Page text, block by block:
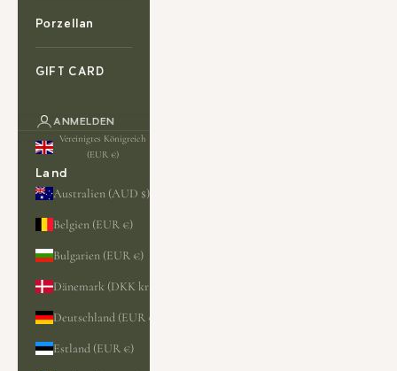
Porzellan
GIFT CARD
ANMELDEN
Vereinigtes Königreich
(EUR €)
Land
Australien (AUD $)
Belgien (EUR €)
Bulgarien (EUR €)
Dänemark (DKK kr.)
Deutschland (EUR €)
Estland (EUR €)